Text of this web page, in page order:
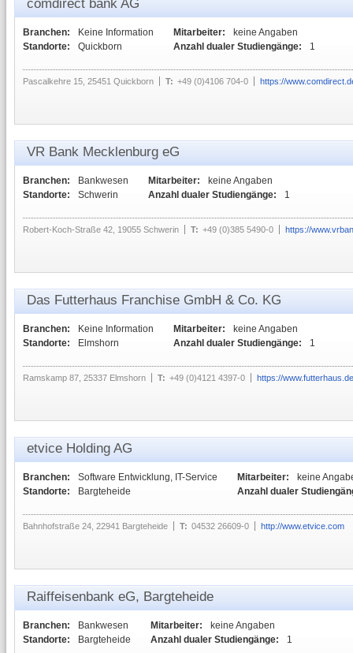
comdirect bank AG
Branchen:
Keine Information
Standorte:
Quickborn
Mitarbeiter:
keine Angaben
Anzahl dualer Studiengänge:
1
Pascalkehre 15, 25451 Quickborn T: +49 (0)4106 704-0 https://
VR Bank Mecklenburg eG
Branchen:
Bankwesen
Standorte:
Schwerin
Mitarbeiter:
keine Angaben
Anzahl dualer Studiengänge:
1
Robert-Koch-Straße 42, 19055 Schwerin T: +49 (0)385 5490-0 https://
Das Futterhaus Franchise GmbH & Co. KG
Branchen:
Keine Information
Standorte:
Elmshorn
Mitarbeiter:
keine Angaben
Anzahl dualer Studiengänge:
1
Ramskamp 87, 25337 Elmshorn T: +49 (0)4121 4397-0 https://www.futterhaus.de
etvice Holding AG
Branchen:
Software Entwicklung, IT-Service
Standorte:
Bargteheide
Mitarbeiter:
keine
Anzahl dualer
Bahnhofstraße 24, 22941 Bargteheide T: 04532 26609-0 http://www.etvice.com
Raiffeisenbank eG, Bargteheide
Branchen:
Bankwesen
Standorte:
Bargteheide
Mitarbeiter:
keine Angaben
Anzahl dualer Studiengänge:
1